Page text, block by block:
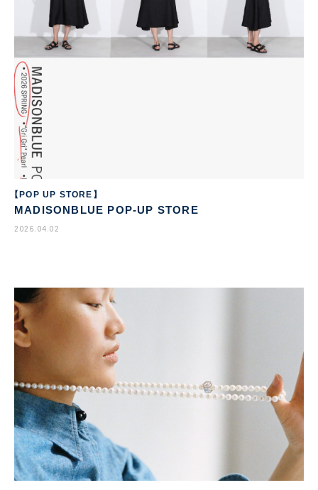
【POP UP STORE】
MADISONBLUE POP-UP STORE
2026.04.02